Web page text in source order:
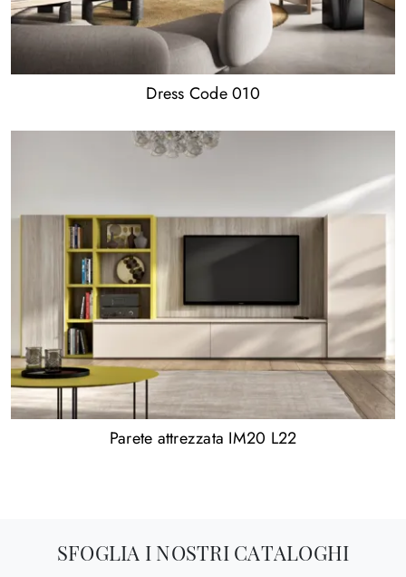
Dress Code 010
Parete attrezzata IM20 L22
SFOGLIA I NOSTRI CATALOGHI